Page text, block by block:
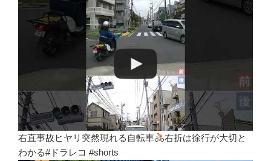
右直事故ヒヤリ突然現れる自転車
右折は徐行が大切と
わかる#ドラレコ #shorts